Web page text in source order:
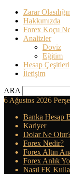
Zarar
Hakkımızda
Forex Koçu
Analizler
Doviz
Eğitim
Hesap Çeşitleri
İletişim
ARA
6 Ağustos 2026
Banka Hesap
Kariyer
Dolar Ne
Forex Nedir?
Forex Altın
Forex Anlık
Nasıl FK